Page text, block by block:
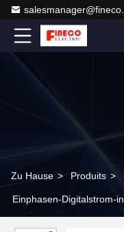
Zu Hause > Produits >
Einphasen-Digitalstrom-